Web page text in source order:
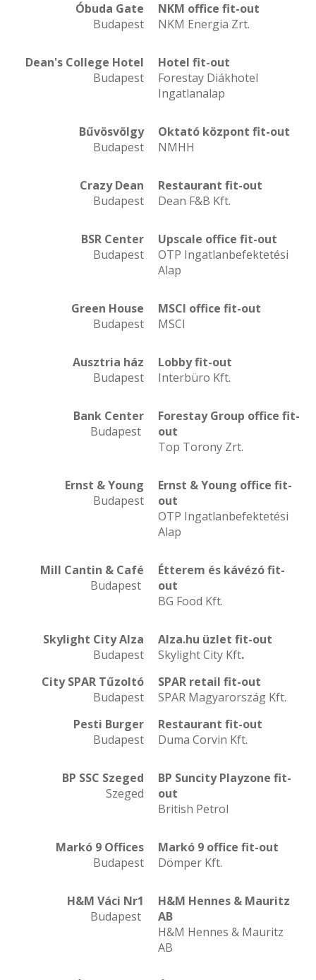
Óbuda Gate
Budapest
NKM office fit-out
NKM Energia Zrt.
Dean's College Hotel
Budapest
Hotel fit-out
Forestay Diákhotel
Ingatlanalap
Bűvösvölgy
Budapest
Oktató központ fit-out
NMHH
Crazy Dean
Budapest
Restaurant fit-out
Dean F&B Kft.
BSR Center
Budapest
Upscale office fit-out
OTP Ingatlanbefektetési
Alap
Green House
Budapest
MSCI office fit-out
MSCI
Ausztria ház
Budapest
Lobbyfit-out
Interbüro Kft.
Bank Center
Budapest
Forestay Group office fit-
out
Top Torony Zrt.
Ernst & Young
Budapest
Ernst & Young office fit-
out
OTP Ingatlanbefektetési
Alap
Mill Cantin & Café
Budapest
Étterem és kávézó fit-
out
BG Food Kft.
Skylight City Alza
Budapest
Alza.hu üzlet fit-out
Skylight City Kft.
City SPAR Tűzoltó
Budapest
SPAR retail fit-out
SPAR Magyarország Kft.
Pesti Burger
Budapest
Restaurant fit-out
Duma Corvin Kft.
BP SSC Szeged
Szeged
BP Suncity Playzone fit-
out
British Petrol
Markó 9 Offices
Budapest
Markó 9 office fit-out
Dömper Kft.
H&M Váci Nr1
Budapest
H&M Hennes & Mauritz
AB
H&M Hennes & Mauritz
AB